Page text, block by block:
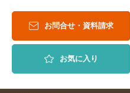
お問合せ・資料請求
お気に入り